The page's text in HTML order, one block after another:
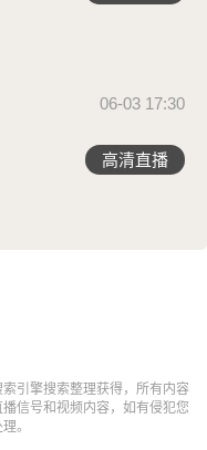
06-03 17:30
高清直播
引擎搜索整理获得，所有内容
信号和视频内容，如有侵犯您
。